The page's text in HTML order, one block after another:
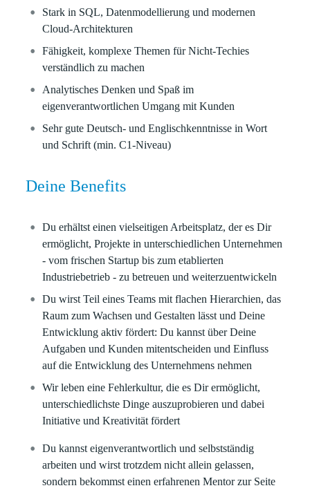
Stark in SQL, Datenmodellierung und modernen
Cloud-Architekturen
Fähigkeit, komplexe Themen für Nicht‑Techies
verständlich zu machen
Analytisches Denken und Spaß im
eigenverantwortlichen Umgang mit Kunden
Sehr gute Deutsch- und Englischkenntnisse in Wort
und Schrift (min. C1-Niveau)
Deine Benefits
Du erhältst einen vielseitigen Arbeitsplatz, der es Dir
ermöglicht, Projekte in unterschiedlichen Unternehmen
- vom frischen Startup bis zum etablierten
Industriebetrieb - zu betreuen und weiterzuentwickeln
Du wirst Teil eines Teams mit flachen Hierarchien, das
Raum zum Wachsen und Gestalten lässt und Deine
Entwicklung aktiv fördert: Du kannst über Deine
Aufgaben und Kunden mitentscheiden und Einfluss
auf die Entwicklung des Unternehmens nehmen
Wir leben eine Fehlerkultur, die es Dir ermöglicht,
unterschiedlichste Dinge auszuprobieren und dabei
Initiative und Kreativität fördert
Du kannst eigenverantwortlich und selbstständig
arbeiten und wirst trotzdem nicht allein gelassen,
sondern bekommst einen erfahrenen Mentor zur Seite